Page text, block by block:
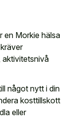
en Morkie hälsa
aktivitetsnivå
något nytt i din
kosttillskott
eller